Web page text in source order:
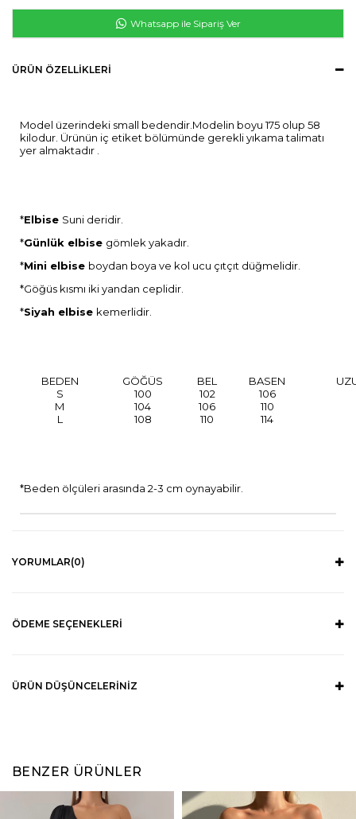
Whatsapp ile Sipariş Ver
ÜRÜN ÖZELLIKLERI
Model üzerindeki small bedendir.Modelin boyu 175 olup 58
kilodur. Ürünün iç etiket bölümünde gerekli yıkama talimatı
yer almaktadır .
*Elbise Suni deridir.
*Günlük elbise gömlek yakadır.
*Mini elbise boydan boya ve kol ucu çıtçıt düğmelidir.
*Göğüs kısmı iki yandan ceplidir.
*Siyah elbise kemerlidir.
BEDEN GÖĞÜS BEL BASEN
S
100 102
106
M
104 106
110
L
108 110 114
*Beden ölçüleri arasında 2-3 cm oynayabilir.
YORUMLAR(0)
ÖDEME SEÇENEKLERI
ÜRÜN DÜŞÜNCELERINIZ
BENZER ÜRÜNLER